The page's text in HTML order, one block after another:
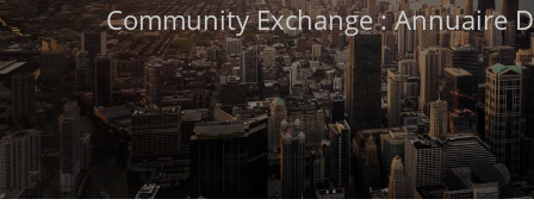
Community Exchange : Annuaire